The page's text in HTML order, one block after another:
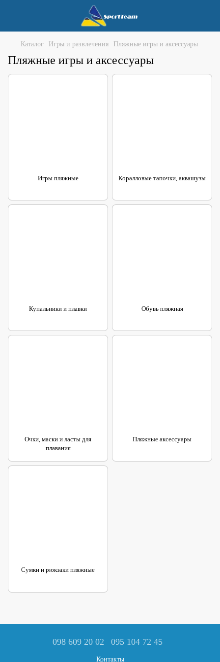
Каталог Игры и развлечения Пляжные игры и аксессуары
Пляжные игры и аксессуары
Игры пляжные Коралловые тапочки, аквашузы
Купальники и плавки Обувь пляжная
Очки, маски и ласты для
плавания
Пляжные аксессуары
Сумки и рюкзаки пляжные
098 609 20 02 095 104 72 45
Контакты